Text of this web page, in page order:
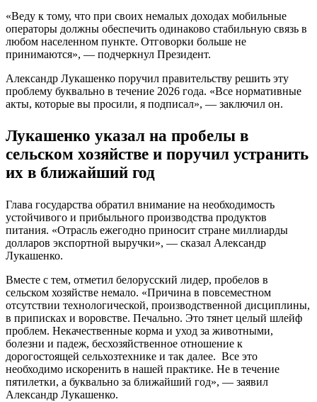
«Веду к тому, что при своих немалых доходах мобильные
операторы должны обеспечить одинаково стабильную связь в
любом населенном пункте. Отговорки больше не
принимаются», — подчеркнул Президент.
Александр Лукашенко поручил правительству решить эту
проблему буквально в течение 2026 года. «Все нормативные
акты, которые вы просили, я подписал», — заключил он.
Лукашенко указал на пробелы в
сельском хозяйстве и поручил устранить
их в ближайший год
Глава государства обратил внимание на необходимость
устойчивого и прибыльного производства продуктов
питания. «Отрасль ежегодно приносит стране миллиарды
долларов экспортной выручки», — сказал Александр
Лукашенко.
Вместе с тем, отметил белорусский лидер, пробелов в
сельском хозяйстве немало. «Причина в повсеместном
отсутствии технологической, производственной дисциплины,
в приписках и воровстве. Печально. Это тянет целый шлейф
проблем. Некачественные корма и уход за животными,
болезни и падеж, бесхозяйственное отношение к
дорогостоящей сельхозтехнике и так далее. Все это
необходимо искоренить в нашей практике. Не в течение
пятилетки, а буквально за ближайший год», — заявил
Александр Лукашенко.